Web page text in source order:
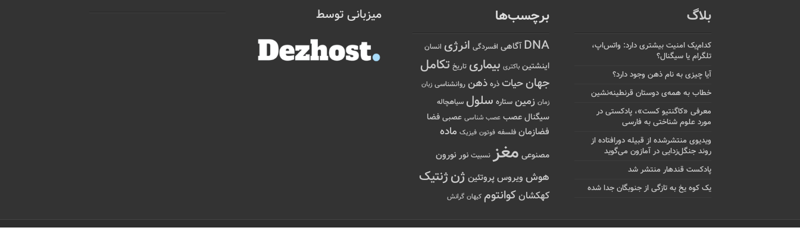
بلاگ
کدام‌یک امنیت بیشتری دارد: واتس‌اپ،
تلگرام یا سیگنال؟
آیا چیزی به نام ذهن وجود دارد؟
خطاب به همه‌ی دوستان قرنطینه‌نشین
معرفی «کاگنتیو کست»، پادکستی در
مورد علوم شناختی به فارسی
ویدیوی منتشرشده از قبیله دورافتاده‌ از
روند جنگل‌زدایی در آمازون می‌گوید
پادکست قندهار منتشر شد
یک کوه یخ به تازگی از جنوبگان جدا شده
برچسب‌ها
DNA آگاهی افسردگی انرژی انسان
اینشتین باکتری بیماری تاریخ تکامل
جهانحیات ذره ذهن روانشناسی زبان
زمان زمین ستاره سلول سیاهچاله
سیگنالعصب عصب شناسی عصبی فضا
فضازمان فلسفه فوتون فیزیک ماده
مصنوعی مغز نسبیت نور نورون
هوش ویروس پروتئین ژنژنتیک
کهکشانکوانتوم کیهان گرانش
میزبانی توسط